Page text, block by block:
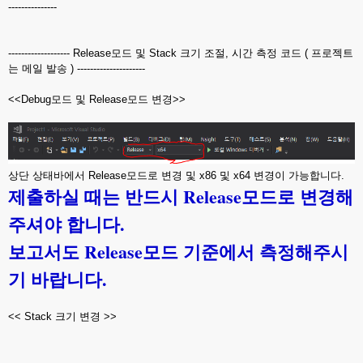
---------------
------------------- Release모드 및 Stack 크기 조절, 시간 측정 코드 ( 프로젝트
는 메일 발송 ) ---------------------
<<Debug모드 및 Release모드 변경>>
상단 상태바에서 Release모드로 변경 및 x86 및 x64 변경이 가능합니다.
제출하실 때는 반드시 Release모드로 변경해
주셔야 합니다.
보고서도 Release모드 기준에서 측정해주시
기 바랍니다.
<< Stack 크기 변경 >>